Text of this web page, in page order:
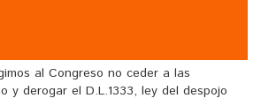
al Congreso no ceder a las
y derogar el D.L.1333, ley del despojo